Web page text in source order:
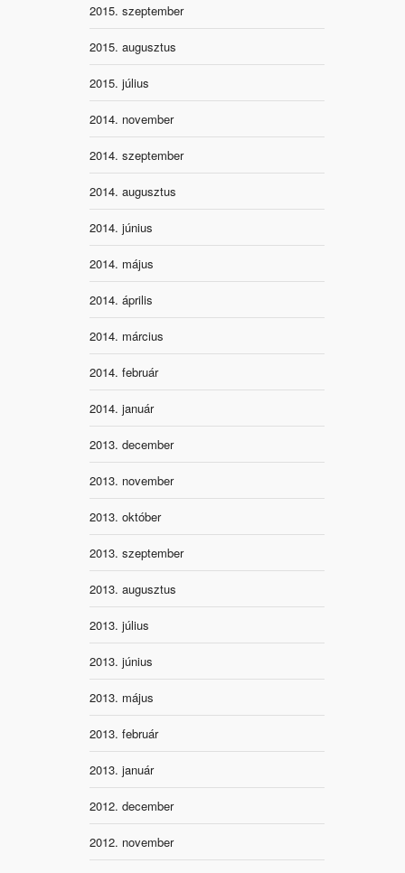
2015. szeptember
2015. augusztus
2015. július
2014. november
2014. szeptember
2014. augusztus
2014. június
2014. május
2014. április
2014. március
2014. február
2014. január
2013. december
2013. november
2013. október
2013. szeptember
2013. augusztus
2013. július
2013. június
2013. május
2013. február
2013. január
2012. december
2012. november